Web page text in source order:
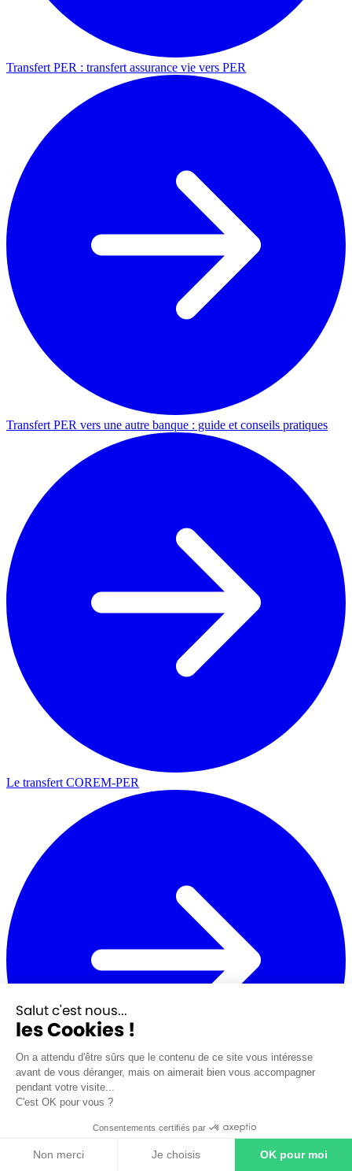
Transfert PER : transfert assurance vie vers PER
Transfert PER vers une autre banque : guide et conseils pratiques
Le transfert COREM-PER
Préparez dès aujourd’hui un revenu complémentaire pour votre
retraiteAnticipez votre retraite dès aujourd’hui
Salut c'est nous...
les Cookies !
On a attendu d'être sûrs que le contenu de ce site vous intéresse
avant de vous déranger, mais on aimerait bien vous accompagner
pendant votre visite...
C'est OK pour vous ?
Consentements certifiés par
Non merci Je choisis OK pour moi